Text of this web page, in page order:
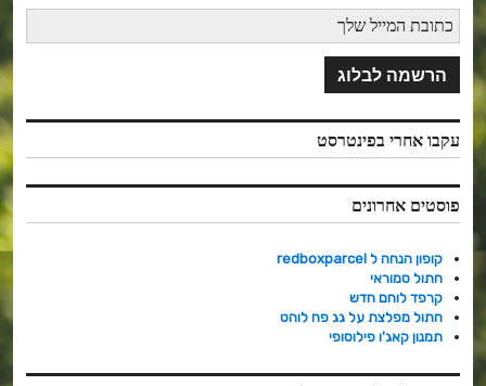
עקבו אחרי בפינטרסט
פוסטים אחרונים
קופון הנחה ל redboxparcel
חתול סמוראי
קרפד לוחם חדש
חתול מפלצת על גג פח לוהט
תמנון קאג'ו פילוסופי